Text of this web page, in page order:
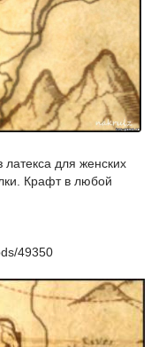
латекса для женских
Крафт в любой
49350